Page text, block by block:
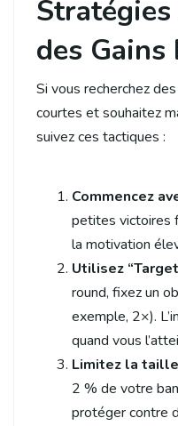
des Gains
Si vous recherchez
courtes et souhaitez
suivez ces tactiques :
Commencez
petites victoires
la motivation
Utilisez
round, fixez un
exemple, 2×).
quand vous
Limitez la
2 % de votre
protéger contre